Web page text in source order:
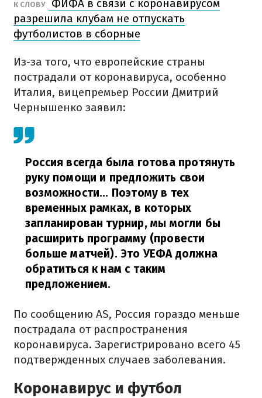
К СЛОВУ
ФИФА в связи с коронавирусом
разрешила клубам не отпускать
футболистов в сборные
Из-за того, что европейские страны
пострадали от коронавируса, особенно
Италия, вицепремьер России Дмитрий
Чернышенко заявил:
Россия всегда была готова протянуть
руку помощи и предложить свои
возможности... Поэтому в тех
временных рамках, в которых
запланирован турнир, мы могли бы
расширить программу (провести
больше матчей). Это УЕФА должна
обратиться к нам с таким
предложением.
По сообщению AS, Россия гораздо меньше
пострадала от распространения
коронавируса. Зарегистрировано всего 45
подтвержденных случаев заболевания.
Коронавирус и футбол